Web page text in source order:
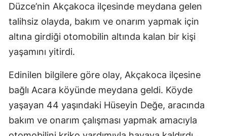
Düzce’nin Akçakoca ilçesinde meydana gelen
talihsiz olayda, bakım ve onarım yapmak için
altına girdiği otomobilin altında kalan bir kişi
yaşamını yitirdi.
Edinilen bilgilere göre olay, Akçakoca ilçesine
bağlı Acara köyünde meydana geldi. Köyde
yaşayan 44 yaşındaki Hüseyin Değe, aracında
bakım ve onarım çalışması yapmak amacıyla